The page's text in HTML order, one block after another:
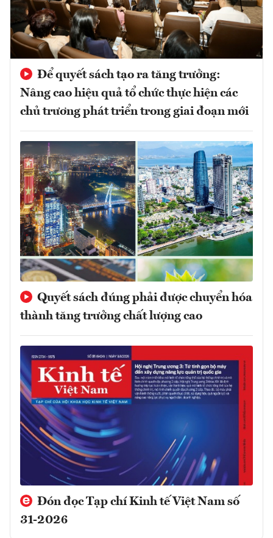
Để quyết sách tạo ra tăng trưởng:
Nâng cao hiệu quả tổ chức thực hiện các
chủ trương phát triển trong giai đoạn mới
Quyết sách đúng phải được chuyển hóa
thành tăng trưởng chất lượng cao
Đón đọc Tạp chí Kinh tế Việt Nam số
31-2026